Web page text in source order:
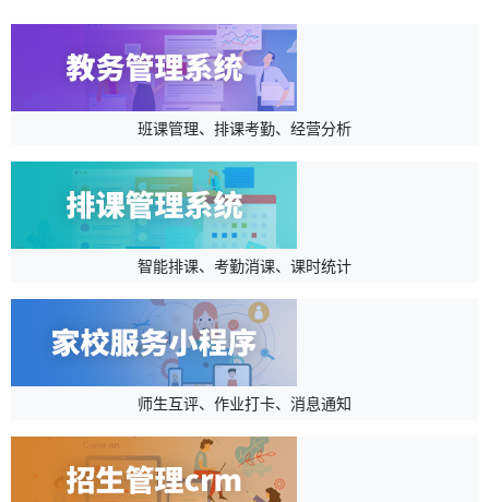
班课管理、排课考勤、经营分析
智能排课、考勤消课、课时统计
师生互评、作业打卡、消息通知